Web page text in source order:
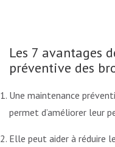
Les 7 avantages
préventive des
Une maintenance
permet d’améliorer leur
Elle peut aider à réduire